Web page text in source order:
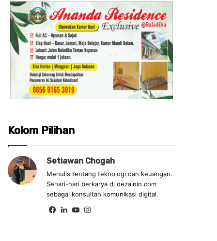
Kolom Pilihan
Setiawan Chogah
Menulis tentang teknologi dan keuangan.
Sehari-hari berkarya di dezainin.com
sebagai konsultan komunikasi digital.
Fa Lin Yo